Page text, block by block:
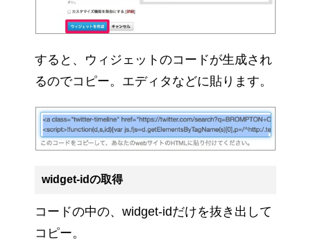
すると、ウィジェットのコードが生成され
るのでコピー。エディタなどに貼ります。
widget-idの取得
コードの中の、widget-idだけを抜き出して
コピー。